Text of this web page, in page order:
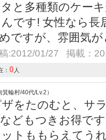
と多種類のケー
です! 女性なら
ですが、雰囲気
稿:2012/01/27 掲載：
： 0人
輪村/40代/Lv.2）
をたのむと、サ
どもつきお得で
トももらえてう